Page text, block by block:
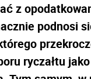
z
podnosi
ryczałtu